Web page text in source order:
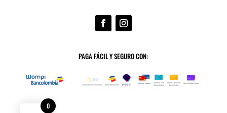
PAGA FÁCIL Y SEGURO CON:
0